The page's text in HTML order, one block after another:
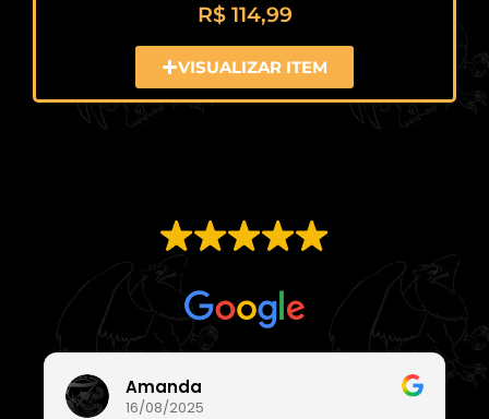
R$114,99
VISUALIZAR ITEM
Com base em
Amanda
16/08/2025